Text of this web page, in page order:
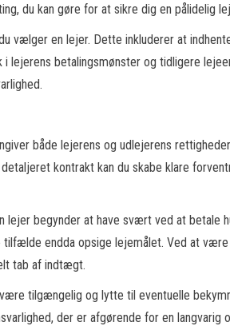
du kan gøre for at sikre dig en pålidelig
vælger en lejer. Dette inkluderer at
lejerens betalingsmønster og tidligere
både lejerens og udlejerens
kontrakt kan du skabe klare
begynder at have svært ved at betale
endda opsige lejemålet. Ved at
tab af indtægt.
tilgængelig og lytte til eventuelle
der er afgørende for en langvarig